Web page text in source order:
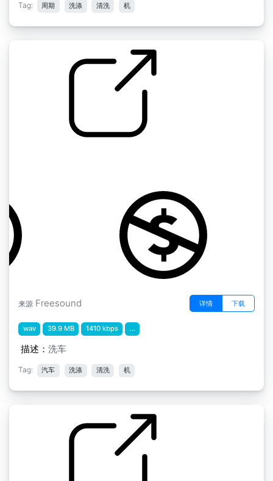
Tag: 周期 洗涤 清洗 机
来源 Freesound 详情 下载
wav 39.9 MB 1410 kbps ...
描述： 洗车
Tag: 汽车 洗涤 清洗 机